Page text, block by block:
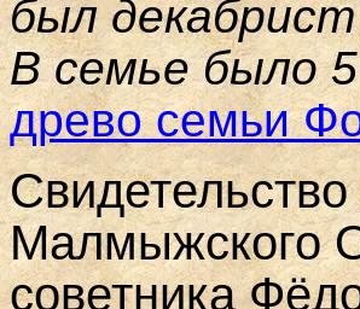
был
В семье было
древо семьи
Малмыжского
советника